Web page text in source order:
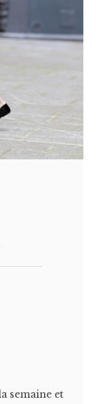
semaine et